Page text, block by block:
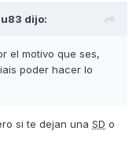
dijo:
el motivo que ses,
poder hacer lo
si te dejan una SD o